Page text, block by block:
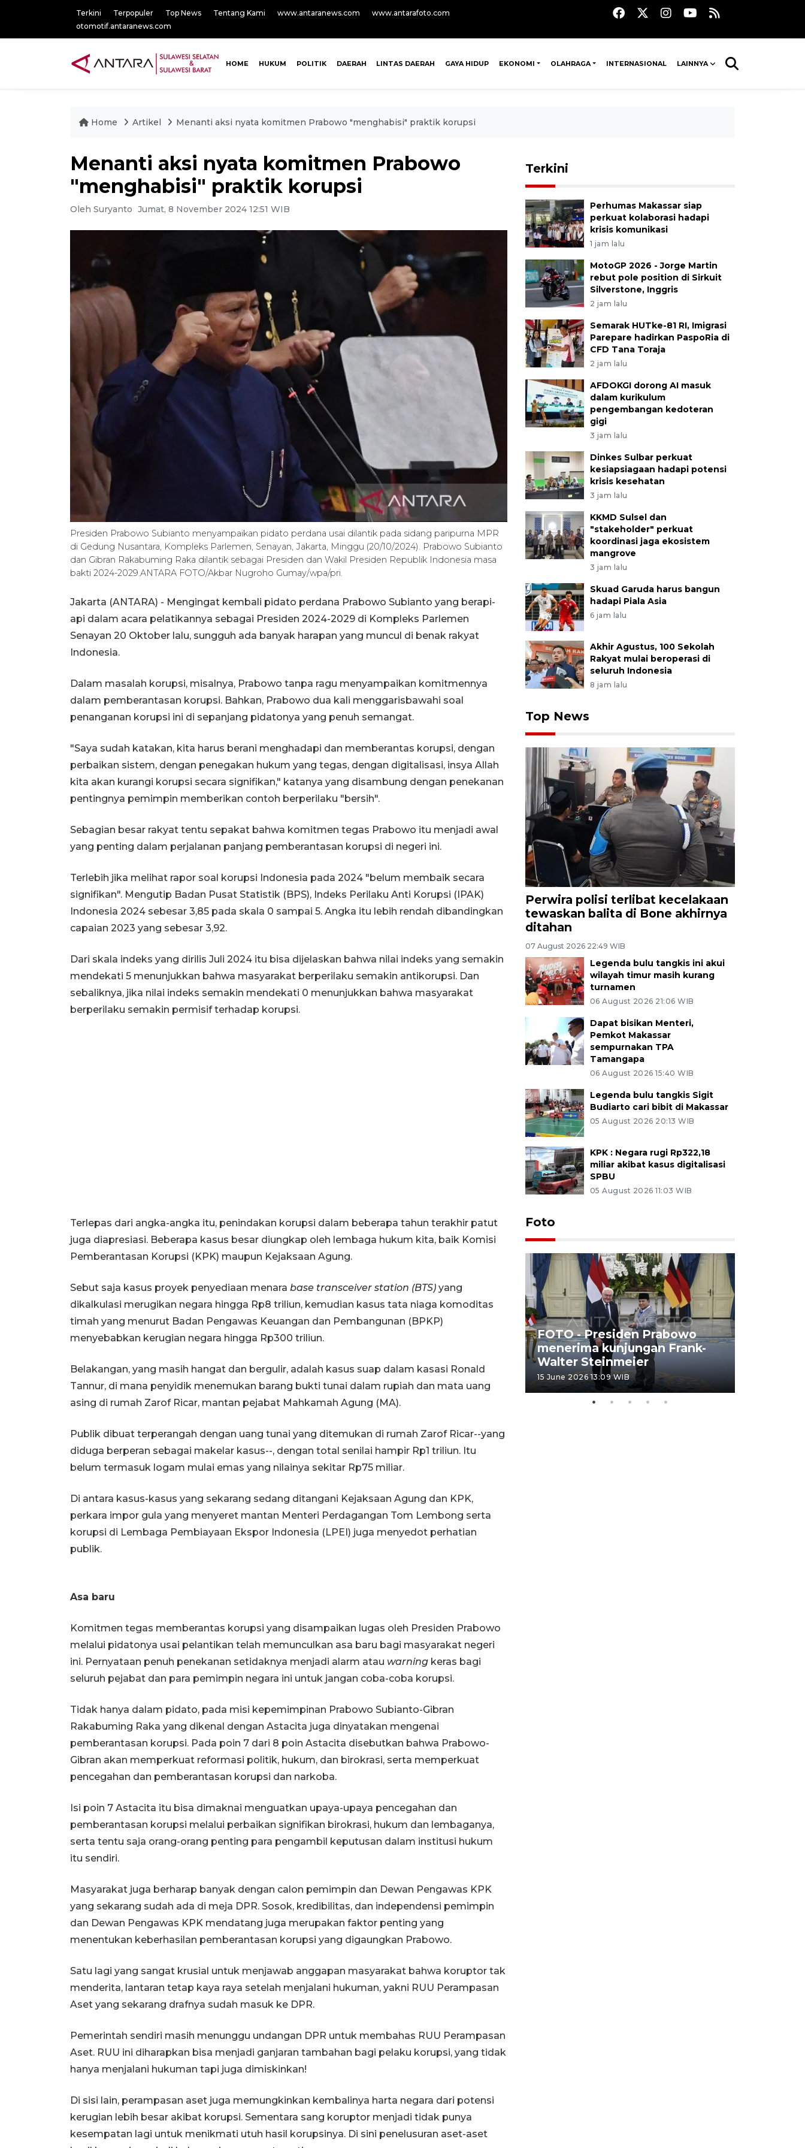
Terkini Terpopuler Top News Tentang Kami www.antaranews.com
www.antarafoto.com
otomotif.antaranews.com
HOME HUKUM POLITIK DAERAH LINTAS DAERAH GAYA HIDUP EKONOMI OLAHRAGA INTERNASIONAL LAINNYA
Home Artikel Menanti aksi nyata komitmen Prabowo "menghabisi" praktik korupsi
Menanti aksi nyata komitmen Prabowo
"menghabisi" praktik korupsi
Oleh Suryanto Jumat, 8 November 2024 12:51 WIB
Presiden Prabowo Subianto menyampaikan pidato perdana usai dilantik pada sidang paripurna MPR
di Gedung Nusantara, Kompleks Parlemen, Senayan, Jakarta, Minggu (20/10/2024). Prabowo Subianto
dan Gibran Rakabuming Raka dilantik sebagai Presiden dan Wakil Presiden Republik Indonesia masa
bakti 2024-2029.ANTARA FOTO/Akbar Nugroho Gumay/wpa/pri.
Jakarta (ANTARA) - Mengingat kembali pidato perdana Prabowo Subianto yang berapi-
api dalam acara pelatikannya sebagai Presiden 2024-2029 di Kompleks Parlemen
Senayan 20 Oktober lalu, sungguh ada banyak harapan yang muncul di benak rakyat
Indonesia.
Dalam masalah korupsi, misalnya, Prabowo tanpa ragu menyampaikan komitmennya
dalam pemberantasan korupsi. Bahkan, Prabowo dua kali menggarisbawahi soal
penanganan korupsi ini di sepanjang pidatonya yang penuh semangat.
"Saya sudah katakan, kita harus berani menghadapi dan memberantas korupsi, dengan
perbaikan sistem, dengan penegakan hukum yang tegas, dengan digitalisasi, insya Allah
kita akan kurangi korupsi secara signifikan," katanya yang disambung dengan penekanan
pentingnya pemimpin memberikan contoh berperilaku "bersih".
Sebagian besar rakyat tentu sepakat bahwa komitmen tegas Prabowo itu menjadi awal
yang penting dalam perjalanan panjang pemberantasan korupsi di negeri ini.
Terlebih jika melihat rapor soal korupsi Indonesia pada 2024 "belum membaik secara
signifikan". Mengutip Badan Pusat Statistik (BPS), Indeks Perilaku Anti Korupsi (IPAK)
Indonesia 2024 sebesar 3,85 pada skala 0 sampai 5. Angka itu lebih rendah dibandingkan
capaian 2023 yang sebesar 3,92.
Dari skala indeks yang dirilis Juli 2024 itu bisa dijelaskan bahwa nilai indeks yang semakin
mendekati 5 menunjukkan bahwa masyarakat berperilaku semakin antikorupsi. Dan
sebaliknya, jika nilai indeks semakin mendekati 0 menunjukkan bahwa masyarakat
berperilaku semakin permisif terhadap korupsi.
Terlepas dari angka-angka itu, penindakan korupsi dalam beberapa tahun terakhir patut
juga diapresiasi. Beberapa kasus besar diungkap oleh lembaga hukum kita, baik Komisi
Pemberantasan Korupsi (KPK) maupun Kejaksaan Agung.
Sebut saja kasus proyek penyediaan menara base transceiver station (BTS) yang
dikalkulasi merugikan negara hingga Rp8 triliun, kemudian kasus tata niaga komoditas
timah yang menurut Badan Pengawas Keuangan dan Pembangunan (BPKP)
menyebabkan kerugian negara hingga Rp300 triliun.
Belakangan, yang masih hangat dan bergulir, adalah kasus suap dalam kasasi Ronald
Tannur, di mana penyidik menemukan barang bukti tunai dalam rupiah dan mata uang
asing di rumah Zarof Ricar, mantan pejabat Mahkamah Agung (MA).
Publik dibuat terperangah dengan uang tunai yang ditemukan di rumah Zarof Ricar--yang
diduga berperan sebagai makelar kasus--, dengan total senilai hampir Rp1 triliun. Itu
belum termasuk logam mulai emas yang nilainya sekitar Rp75 miliar.
Di antara kasus-kasus yang sekarang sedang ditangani Kejaksaan Agung dan KPK,
perkara impor gula yang menyeret mantan Menteri Perdagangan Tom Lembong serta
korupsi di Lembaga Pembiayaan Ekspor Indonesia (LPEI) juga menyedot perhatian
publik.
Asa baru
Komitmen tegas memberantas korupsi yang disampaikan lugas oleh Presiden Prabowo
melalui pidatonya usai pelantikan telah memunculkan asa baru bagi masyarakat negeri
ini. Pernyataan penuh penekanan setidaknya menjadi alarm atau warning keras bagi
seluruh pejabat dan para pemimpin negara ini untuk jangan coba-coba korupsi.
Tidak hanya dalam pidato, pada misi kepemimpinan Prabowo Subianto-Gibran
Rakabuming Raka yang dikenal dengan Astacita juga dinyatakan mengenai
pemberantasan korupsi. Pada poin 7 dari 8 poin Astacita disebutkan bahwa Prabowo-
Gibran akan memperkuat reformasi politik, hukum, dan birokrasi, serta memperkuat
pencegahan dan pemberantasan korupsi dan narkoba.
Isi poin 7 Astacita itu bisa dimaknai menguatkan upaya-upaya pencegahan dan
pemberantasan korupsi melalui perbaikan signifikan birokrasi, hukum dan lembaganya,
serta tentu saja orang-orang penting para pengambil keputusan dalam institusi hukum
itu sendiri.
Masyarakat juga berharap banyak dengan calon pemimpin dan Dewan Pengawas KPK
yang sekarang sudah ada di meja DPR. Sosok, kredibilitas, dan independensi pemimpin
dan Dewan Pengawas KPK mendatang juga merupakan faktor penting yang
menentukan keberhasilan pemberantasan korupsi yang digaungkan Prabowo.
Satu lagi yang sangat krusial untuk menjawab anggapan masyarakat bahwa koruptor tak
menderita, lantaran tetap kaya raya setelah menjalani hukuman, yakni RUU Perampasan
Aset yang sekarang drafnya sudah masuk ke DPR.
Pemerintah sendiri masih menunggu undangan DPR untuk membahas RUU Perampasan
Aset. RUU ini diharapkan bisa menjadi ganjaran tambahan bagi pelaku korupsi, yang tidak
hanya menjalani hukuman tapi juga dimiskinkan!
Di sisi lain, perampasan aset juga memungkinkan kembalinya harta negara dari potensi
kerugian lebih besar akibat korupsi. Sementara sang koruptor menjadi tidak punya
kesempatan lagi untuk menikmati utuh hasil korupsinya. Di sini penelusuran aset-aset
Terkini
Perhumas Makassar siap
perkuat kolaborasi hadapi
krisis komunikasi
1 jam lalu
MotoGP 2026 - Jorge Martin
rebut pole position di Sirkuit
Silverstone, Inggris
2 jam lalu
Semarak HUTke-81 RI, Imigrasi
Parepare hadirkan PaspoRia di
CFD Tana Toraja
2 jam lalu
AFDOKGI dorong AI masuk
dalam kurikulum
pengembangan kedoteran
gigi
3 jam lalu
Dinkes Sulbar perkuat
kesiapsiagaan hadapi potensi
krisis kesehatan
3 jam lalu
KKMD Sulsel dan
"stakeholder" perkuat
koordinasi jaga ekosistem
mangrove
3 jam lalu
Skuad Garuda harus bangun
hadapi Piala Asia
6 jam lalu
Akhir Agustus, 100 Sekolah
Rakyat mulai beroperasi di
seluruh Indonesia
8 jam lalu
Top News
Perwira polisi terlibat kecelakaan
tewaskan balita di Bone akhirnya
ditahan
07 August 2026 22:49 WIB
Legenda bulu tangkis ini akui
wilayah timur masih kurang
turnamen
06 August 2026 21:06 WIB
Dapat bisikan Menteri,
Pemkot Makassar
sempurnakan TPA
Tamangapa
06 August 2026 15:40 WIB
Legenda bulu tangkis Sigit
Budiarto cari bibit di Makassar
05 August 2026 20:13 WIB
KPK : Negara rugi Rp322,18
miliar akibat kasus digitalisasi
SPBU
05 August 2026 11:03 WIB
Foto
Yogyakarta
02 April 2026 12:51 WIB
FOTO - Presiden Prabowo
menerima kunjungan Frank-
Walter Steinmeier
15 June 2026 13:09 WIB